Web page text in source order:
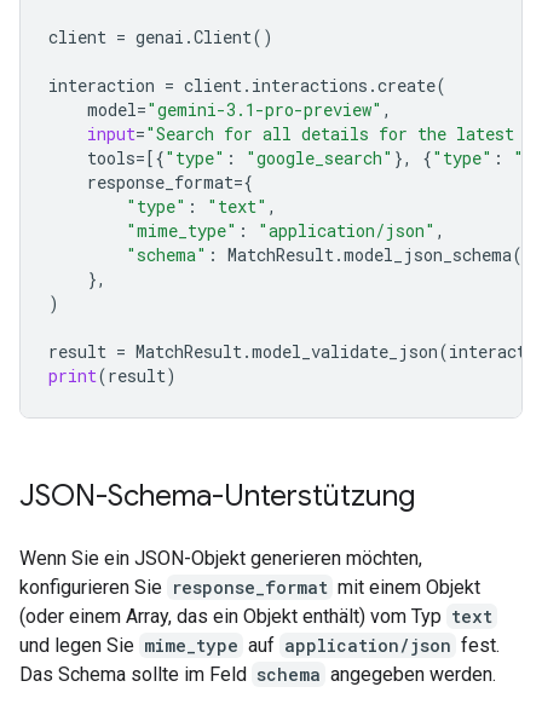
client = genai .Client()
interaction = client. interactions .create(
model="gemini-3.1-pro-preview" ,
input="Search for all details for the latest
tools=[{"type" : "google_search" }, {"type" :
response_format={
"type" : "text" ,
"mime_type" : "application/json" ,
"schema" : MatchResult.model_json_schema()
},
)
result = MatchResult.model_validate_json(
print(result)
JSON-Schema-Unterstützung
Wenn Sie ein JSON-Objekt generieren möchten,
konfigurieren Sie response_format mit einem Objekt
(oder einem Array, das ein Objekt enthält) vom Typ text
und legen Sie mime_type auf application/json fest.
Das Schema sollte im Feld schema angegeben werden.